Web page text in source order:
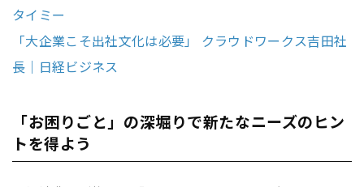
タイミー
「大企業こそ出社文化は必要」 クラウドワークス吉田社
長｜日経ビジネス
「お困りごと」の深堀りで新たなニーズのヒン
トを得よう